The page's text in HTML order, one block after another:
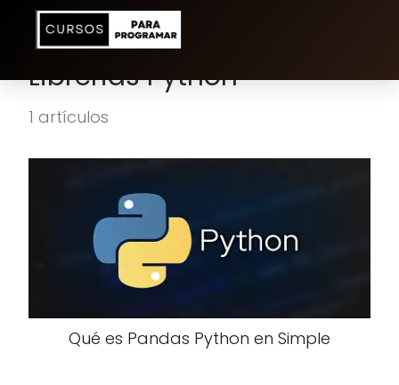
Librerias Python
1 artículos
Qué es Pandas Python en Simple